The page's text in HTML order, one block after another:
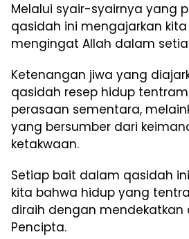
Melalui syair-syairnya yang
qasidah ini mengajarkan
mengingat Allah dalam
Ketenangan jiwa yang
qasidah resep hidup
perasaan sementara,
yang bersumber dari
ketakwaan.
Setiap bait dalam qasidah
kita bahwa hidup yang
diraih dengan mendekatkan
Pencipta.